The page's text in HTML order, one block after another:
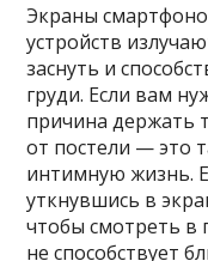
Экраны
устройств
заснуть и
груди. Если вам
причина держать
от постели — это
интимную жизнь.
уткнувшись в
чтобы смотреть в
не способствует